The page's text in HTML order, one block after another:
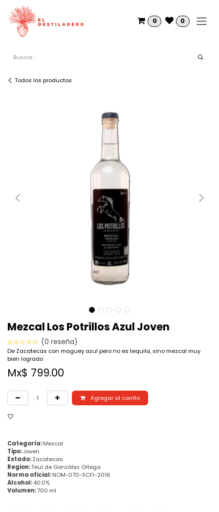
Ir al contenido
0 0
Todos los productos
Mezcal Los Potrillos Azul Joven
(0 reseña)
De Zacatecas con maguey azul pero no es tequila, sino mezcal muy
bien logrado
Mx$ 799.00
Agregar al carrito
Categoría:Mezcal
Tipo:Joven
Estado:Zacatecas
Region:Teul de González Ortega
Norma oficial:NOM-070-SCFI-2016
Alcohol:40.0%
Volumen:700 ml